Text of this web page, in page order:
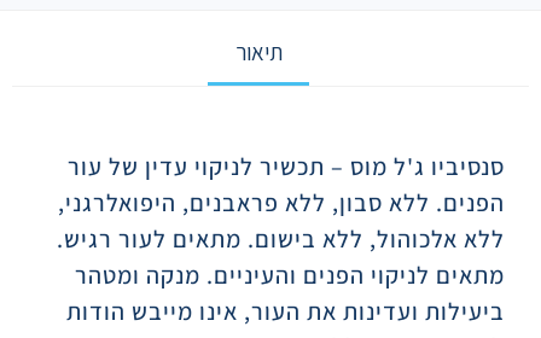
תיאור
סנסיביו ג'ל מוס – תכשיר לניקוי עדין של עור
הפנים. ללא סבון, ללא פראבנים, היפואלרגני,
ללא אלכוהול, ללא בישום. מתאים לעור רגיש.
מתאים לניקוי הפנים והעיניים. מנקה ומטהר
ביעילות ועדינות את העור, אינו מייבש הודות